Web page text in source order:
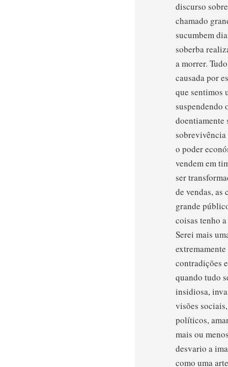
discurso
chamado
sucumbem
soberba
a morrer.
causada por
que sentimos
suspendendo
doentiamente
sobrevivência
o poder
vendem em
ser
de vendas, as
grande
coisas tenho
Serei mais
contradições
quando tudo
insidiosa,
visões
políticos,
mais ou
desvario a
como uma